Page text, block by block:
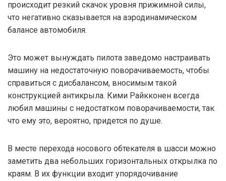
происходит резкий скачок уровня прижимной силы,
что негативно сказывается на аэродинамическом
балансе автомобиля.
Это может вынуждать пилота заведомо настраивать
машину на недостаточную поворачиваемость, чтобы
справиться с дисбалансом, вносимым такой
конструкцией антикрыла. Кими Райкконен всегда
любил машины с недостатком поворачиваемости, так
что ему это, вероятно, придется по душе.
В месте перехода носового обтекателя в шасси можно
заметить два небольших горизонтальных открылка по
краям. В их функции входит упорядочивание